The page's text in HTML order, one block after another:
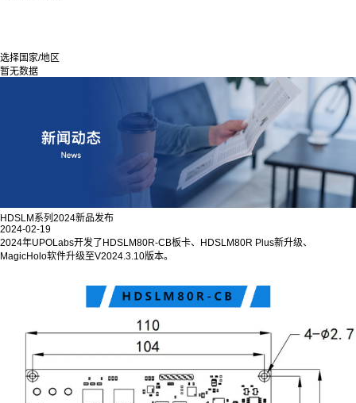
选择国家/地区
暂无数据
HDSLM系列2024新品发布
2024-02-19
2024年UPOLabs开发了HDSLM80R-CB板卡、HDSLM80R Plus新升级、
MagicHolo软件升级至V2024.3.10版本。